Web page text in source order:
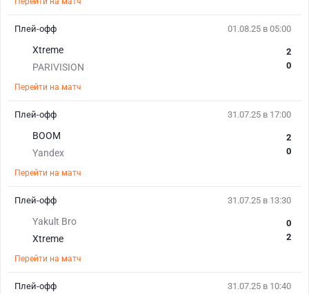
01.08.25 в 05:00
Xtreme
PARIVISION
2
0
Перейти на матч
Плей-офф
31.07.25 в 17:00
BOOM
Yandex
2
0
Перейти на матч
Плей-офф
31.07.25 в 13:30
Yakult Bro
Xtreme
0
2
Перейти на матч
Плей-офф
31.07.25 в 10:40
Плей-офф